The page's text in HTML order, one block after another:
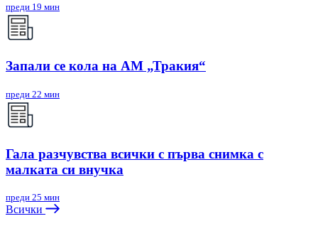
преди 19 мин
Запали се кола на АМ „Тракия“
преди 22 мин
Гала разчувства всички с първа снимка с
малката си внучка
преди 25 мин
Всички